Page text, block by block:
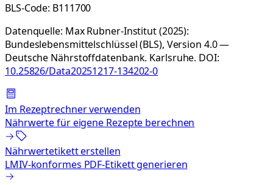
BLS-Code: B111700
Datenquelle: Max Rubner-Institut (2025):
Bundeslebensmittelschlüssel (BLS), Version 4.0 —
Deutsche Nährstoffdatenbank. Karlsruhe. DOI:
10.25826/Data20251217-134202-0
Im Rezeptrechner verwenden
Nährwerte für eigene Rezepte berechnen
Nährwertetikett erstellen
LMIV-konformes PDF-Etikett generieren